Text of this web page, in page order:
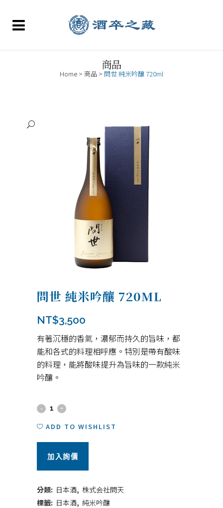
商品
Home > 商品 > 問世 純米吟釀 720ml
問世 純米吟釀 720ML
NT$3,500
有著沉穩的香氣，濃郁而持久的旨味，都
能和各式的料理相呼應。特別是帶有酸味
的料理，能將酸味提升為旨味的一款純米
吟釀。
問
世
純
釀
ADD TO WISHLIST
加入詢價
分類: 日本酒, 株式会社問天
標籤: 日本酒, 純米吟釀